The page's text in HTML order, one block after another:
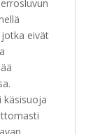
eivät
käsisuoja